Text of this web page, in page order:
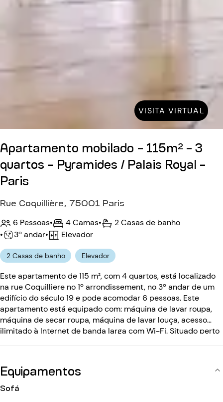
VISITA VIRTUAL
Apartamento mobilado - 115m² - 3
quartos - Pyramides / Palais Royal -
Paris
Rue Coquillière, 75001 Paris
6 Pessoas• 4 Camas•
2 Casas de banho
•
3º andar• Elevador
2 Casas de banho Elevador
Este apartamento de 115 m², com 4 quartos, está localizado
na rue Coquilliere no 1º arrondissement, no 3º andar de um
edifício do século 19 e pode acomodar 6 pessoas. Este
apartamento está equipado com: máquina de lavar roupa,
máquina de secar roupa, máquina de lavar louça, acesso
ilimitado à Internet de banda larga com Wi-Fi. Situado perto
Equipamentos
Sofá